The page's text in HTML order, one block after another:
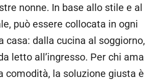
nonne. In base allo stile e al
può essere collocata in ogni
casa: dalla cucina al soggiorno,
letto all’ingresso. Per chi ama
comodità, la soluzione giusta è